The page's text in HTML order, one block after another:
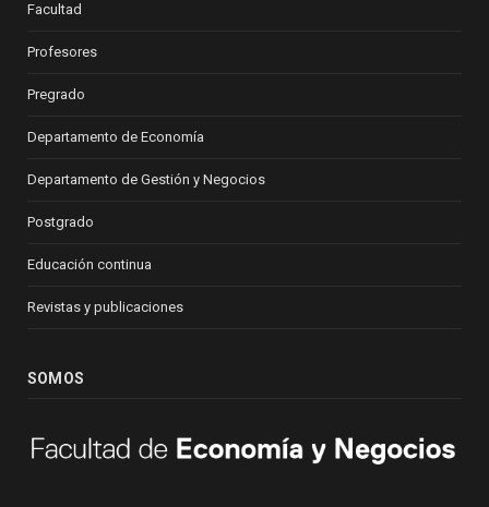
Facultad
Profesores
Pregrado
Departamento de Economía
Departamento de Gestión y Negocios
Postgrado
Educación continua
Revistas y publicaciones
SOMOS